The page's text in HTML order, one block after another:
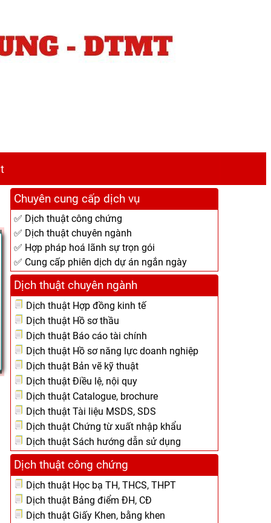
Chuyên cung cấp dịch vụ
✅ Dịch thuật công chứng
✅ Dịch thuật chuyên ngành
✅ Hợp pháp hoá lãnh sự trọn gói
✅ Cung cấp phiên dịch dự án ngắn ngày
Dịch thuật chuyên ngành
Dịch thuật Hợp đồng kinh tế
Dịch thuật Hồ sơ thầu
Dịch thuật Báo cáo tài chính
Dịch thuật Hồ sơ năng lực doanh nghiệp
Dịch thuật Bản vẽ kỹ thuật
Dịch thuật Điều lệ, nội quy
Dịch thuật Catalogue, brochure
Dịch thuật Tài liệu MSDS, SDS
Dịch thuật Chứng từ xuất nhập khẩu
Dịch thuật Sách hướng dẫn sử dụng
Dịch thuật công chứng
Dịch thuật Học bạ TH, THCS, THPT
Dịch thuật Bảng điểm ĐH, CĐ
Dịch thuật Giấy Khen, bằng khen